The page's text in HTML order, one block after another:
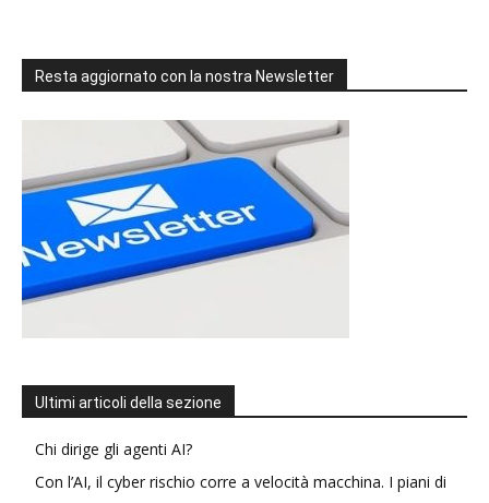
Resta aggiornato con la nostra Newsletter
Ultimi articoli della sezione
Chi dirige gli agenti AI?
Con l’AI, il cyber rischio corre a velocità macchina. I piani di